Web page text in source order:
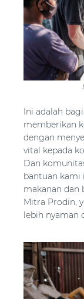
Ini adalah
memberikan
dengan
vital kepada
Dan
bantuan kami
makanan dan
Mitra Prodin,
lebih nyaman